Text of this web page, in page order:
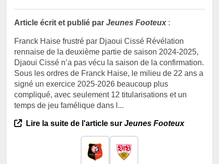
Article écrit et publié par Jeunes Footeux :
Franck Haise frustré par Djaoui Cissé Révélation
rennaise de la deuxième partie de saison 2024-2025,
Djaoui Cissé n’a pas vécu la saison de la confirmation.
Sous les ordres de Franck Haise, le milieu de 22 ans a
signé un exercice 2025-2026 beaucoup plus
compliqué, avec seulement 12 titularisations et un
temps de jeu famélique dans l...
Lire la suite de l'article sur Jeunes Footeux